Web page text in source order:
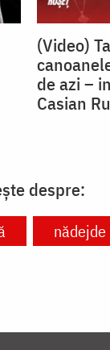
(Video)
de azi –
Casian
despre:
nădejde